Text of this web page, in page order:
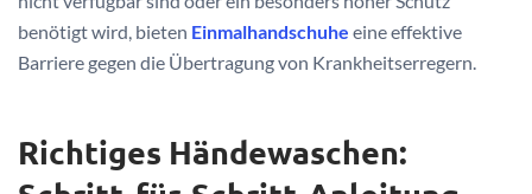
benötigt wird, bieten Einmalhandschuhe eine effektive
Barriere gegen die Übertragung von Krankheitserregern.
Richtiges Händewaschen: